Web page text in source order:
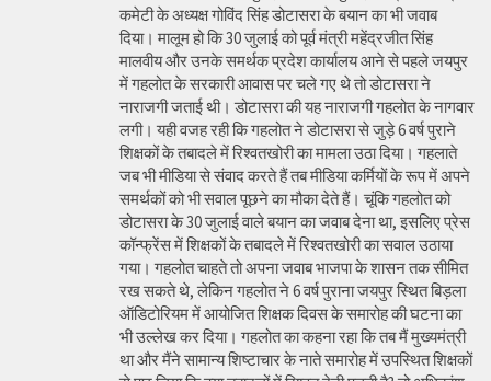
कमेटी के अध्यक्ष गोविंद सिंह डोटासरा के बयान का भी जवाब
दिया। मालूम हो कि 30 जुलाई को पूर्व मंत्री महेंद्रजीत सिंह
मालवीय और उनके समर्थक प्रदेश कार्यालय आने से पहले जयपुर
में गहलोत के सरकारी आवास पर चले गए थे तो डोटासरा ने
नाराजगी जताई थी। डोटासरा की यह नाराजगी गहलोत के नागवार
लगी। यही वजह रही कि गहलोत ने डोटासरा से जुड़े 6 वर्ष पुराने
शिक्षकों के तबादले में रिश्वतखोरी का मामला उठा दिया। गहलाते
जब भी मीडिया से संवाद करते हैं तब मीडिया कर्मियों के रूप में अपने
समर्थकों को भी सवाल पूछने का मौका देते हैं। चूंकि गहलोत को
डोटासरा के 30 जुलाई वाले बयान का जवाब देना था, इसलिए प्रेस
कॉन्फ्रेंस में शिक्षकों के तबादले में रिश्वतखोरी का सवाल उठाया
गया। गहलोत चाहते तो अपना जवाब भाजपा के शासन तक सीमित
रख सकते थे, लेकिन गहलोत ने 6 वर्ष पुराना जयपुर स्थित बिड़ला
ऑडिटोरियम में आयोजित शिक्षक दिवस के समारोह की घटना का
भी उल्लेख कर दिया। गहलोत का कहना रहा कि तब मैं मुख्यमंत्री
था और मैंने सामान्य शिष्टाचार के नाते समारोह में उपस्थित शिक्षकों